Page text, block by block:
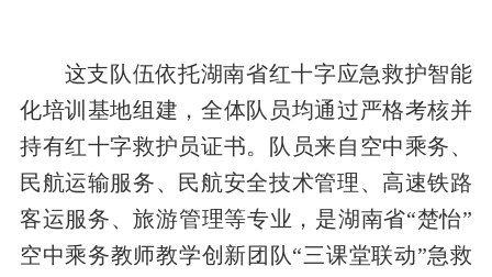
这支队伍依托湖南省红十字应急救护智能
化培训基地组建，全体队员均通过严格考核并
持有红十字救护员证书。队员来自空中乘务、
民航运输服务、民航安全技术管理、高速铁路
客运服务、旅游管理等专业，是湖南省“楚怡”
空中乘务教师教学创新团队“三课堂联动”急救